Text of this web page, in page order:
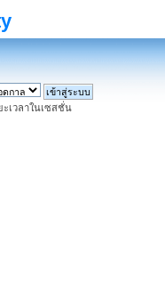
เวลาในเซสชั่น